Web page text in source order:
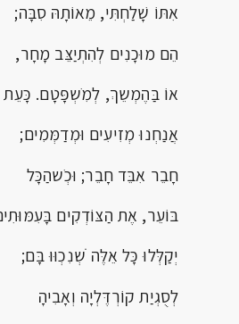
אִתּוֹ שָׁלַחְתִּי, מֵאוֹתָהּ סִבָּה;
הֵם מוּכָנִים לְהִתְיַצֵּב מָחָר,
אוֹ בַּהֶמְשֵךְ, לְמִֹשְפָּטָם. כָּעֵת
אֲנַחְנוּ מְזִיעִים וּמְדַמְּמִים;
חָבֵר אִבֵּד חָבֵר; וּכְֹשהַכָּל
בּוֹעֵר, אֶת הַצּוֹדְקִים
יְקַלְּלוּ כָּל אֵלֶּה ֹשְנִכְוּוּ בָּם;
לְסֻגְיַת קוֹרְדֶּלְיָה וְאָבִיהָ